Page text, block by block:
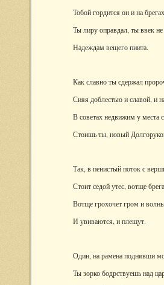
Тобой гордится он и на
Ты лиру оправдал, ты ввек
Надеждам вещего пиита.
Как славно ты сдержал
Сияя доблестью и славой, и
В советах недвижим у места
Стоишь ты, новый
Так, в пенистый поток с
Стоит седой утес, вотще
Вотще грохочет гром и
И увиваются, и плещут.
Один, на рамена поднявши
Ты зорко бодрствуешь над